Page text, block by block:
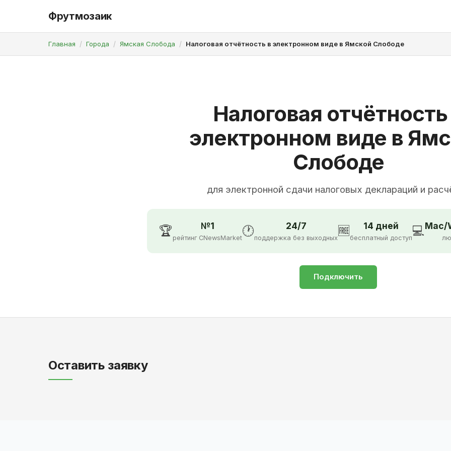
Фрутмозаик
Главная Города Ямская Слобода Налоговая отчётность в электронном виде в Ямской Слободе
Налоговая
электронном виде в
Слободе
для электронной сдачи налоговых деклараций и
🏆 №1
рейтинг CNewsMarket🕐 24/7
поддержка без выходных 🆓 14 дней
бесплатный доступ💻Mac/
Подключить
Оставить заявку